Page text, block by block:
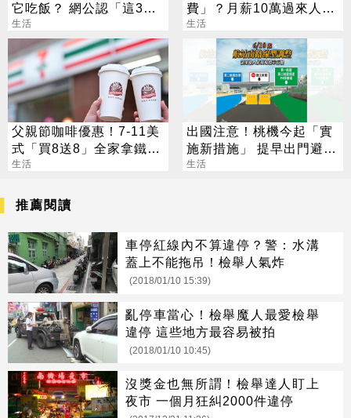
它吃飯？ 網公認「這3
招」最划算
生活
費」？月薪10萬過來人：
時候未到
生活
父親節咖啡優惠！7-11美
式「買8送8」全家拿鐵2
杯85元
生活
出國注意！桃機今起「實
施新措施」 提早出門避免
延誤登機
生活
推薦閱讀
車停紅線內不算違停？警：水溝
蓋上不能拖吊！檢舉人氣炸
(2018/01/10 15:39)
亂停車當心！檢舉魔人最愛檢舉
違停 這些地方最容易被拍
(2018/01/10 10:45)
沒獎金也無所謂！檢舉達人盯上
夜市 一個月狂糾2000件違停